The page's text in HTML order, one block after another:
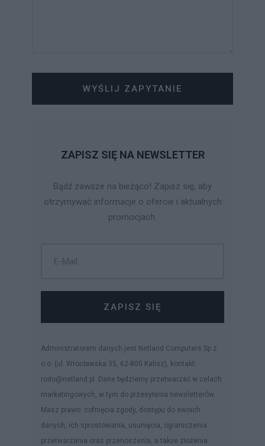
WYŚLIJ ZAPYTANIE
ZAPISZ SIĘ NA NEWSLETTER
Bądź zawsze na bieżąco! Zapisz się, aby
otrzymywać informacje o ofercie i aktualnych
promocjach.
ZAPISZ SIĘ
Administratorem danych jest Netland Computers Sp z
o.o. (ul. Wrocławska 35, 62-800 Kalisz), kontakt:
rodo@netland.pl. Dane będziemy przetwarzać w celach
marketingowych, w tym do przesyłania newsletterów.
Masz prawo: cofnięcia zgody, dostępu do swoich
danych, ich sprostowania, usunięcia, ograniczenia
przetwarzania oraz przenoszenia, a także złożenia